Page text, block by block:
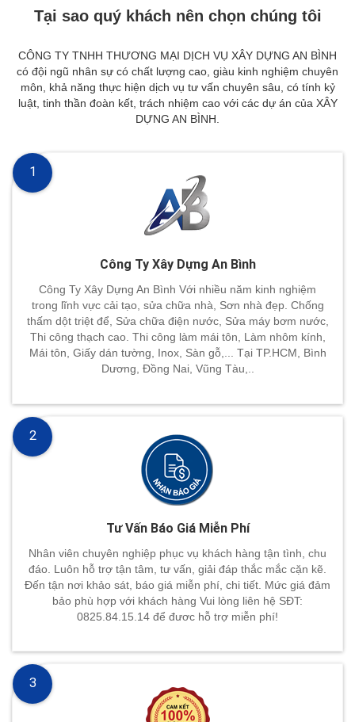
Tại sao quý khách nên chọn chúng tôi
CÔNG TY TNHH THƯƠNG MẠI DỊCH VỤ XÂY DỰNG AN BÌNH
có đội ngũ nhân sự có chất lượng cao, giàu kinh nghiệm chuyên
môn, khả năng thực hiện dịch vụ tư vấn chuyên sâu, có tính kỷ
luật, tinh thần đoàn kết, trách nhiệm cao với các dự án của XÂY
DỰNG AN BÌNH.
Công Ty Xây Dựng An Bình
Công Ty Xây Dựng An Bình Với nhiều năm kinh nghiệm
trong lĩnh vực cải tạo, sửa chữa nhà, Sơn nhà đẹp. Chống
thấm dột triệt để, Sửa chữa điện nước, Sửa máy bơm nước,
Thi công thạch cao. Thi công làm mái tôn, Làm nhôm kính,
Mái tôn, Giấy dán tường, Inox, Sàn gỗ,... Tại TP.HCM, Bình
Dương, Đồng Nai, Vũng Tàu,..
1
Tư Vấn Báo Giá Miễn Phí
Nhân viên chuyên nghiệp phục vụ khách hàng tận tình, chu
đáo. Luôn hỗ trợ tận tâm, tư vấn, giải đáp thắc mắc cặn kẽ.
Đến tận nơi khảo sát, báo giá miễn phí, chi tiết. Mức giá đảm
bảo phù hợp với khách hàng Vui lòng liên hệ SĐT:
0825.84.15.14 để đươc hỗ trợ miễn phí!
2
3